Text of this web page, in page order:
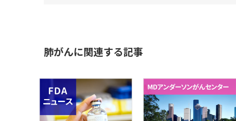
肺がんに関連する記事